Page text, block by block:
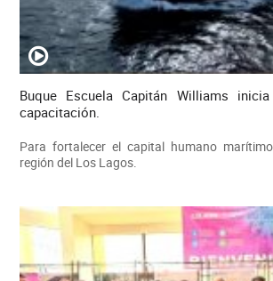
Buque Escuela Capitán Williams
capacitación.
Para fortalecer el capital humano
región del Los Lagos.